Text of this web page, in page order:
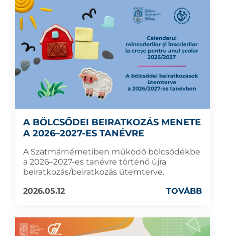
A BÖLCSŐDEI BEIRATKOZÁS MENETE
A 2026–2027-ES TANÉVRE
A Szatmárnémetiben működő bölcsődékbe
a 2026–2027-es tanévre történő újra
beiratkozás/beiratkozás ütemterve.
2026.05.12
TOVÁBB